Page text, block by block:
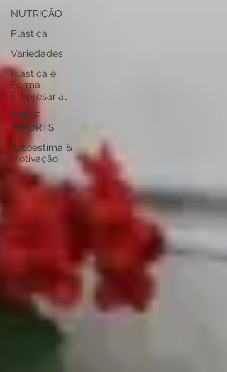
NUTRIÇÃO
Plástica
Variedades
Plástica e
Forma
Empresarial
PRIME
IMPORTS
Autoestima &
Motivação